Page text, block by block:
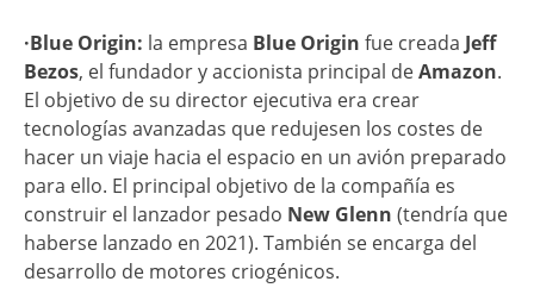
·Blue Origin: la empresa Blue Origin fue creada Jeff
Bezos, el fundador y accionista principal deAmazon.
El objetivo de su director ejecutiva era crear
tecnologías avanzadas que redujesen los costes de
hacer un viaje hacia el espacio en un avión preparado
para ello. El principal objetivo de la compañía es
construir el lanzador pesado New Glenn (tendría que
haberse lanzado en 2021). También se encarga del
desarrollo de motores criogénicos.